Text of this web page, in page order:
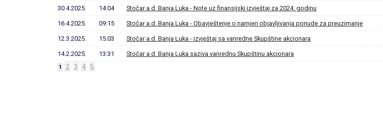
30.4.2025. 14:04 Stočar a.d. Banja Luka - Note uz finansijski izvještaj za 2024. godinu
16.4.2025. 09:15 Stočar a.d. Banja Luka - Obavještenje o namjeri objavljivanja ponude za preuzimanje
12.3.2025. 15:03 Stočar a.d. Banja Luka - izvještaj sa vanredne Skupštine akcionara
14.2.2025. 13:31 Stočar a.d. Banja Luka saziva vanrednu Skupštinu akcionara
1 2 3 4 5